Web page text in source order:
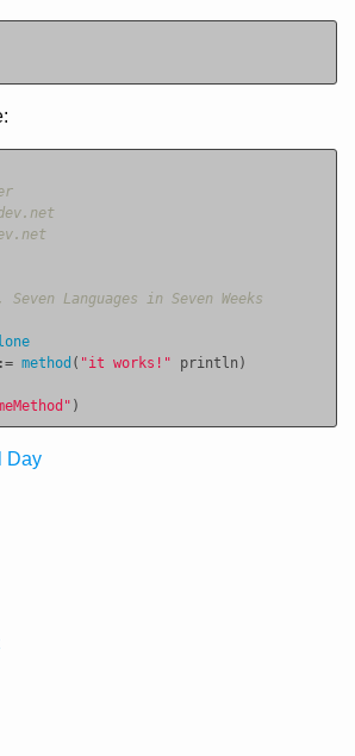
Languages in Seven Weeks
:= method ( "it works!" println )
)
Day